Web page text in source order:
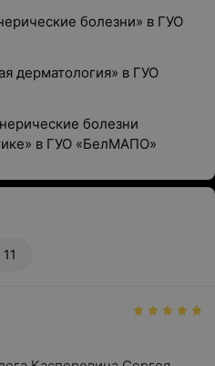
болезни» в ГУО
дерматология» в ГУО
болезни
в ГУО «БелМАПО»